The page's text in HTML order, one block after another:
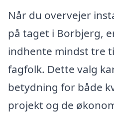
Når du overvejer
på taget i Borbjerg,
indhente mindst tre
fagfolk. Dette valg
betydning for både
projekt og de